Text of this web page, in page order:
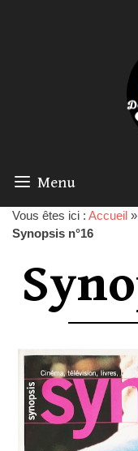
Menu
Vous êtes ici : Accueil »
Synopsis n°16